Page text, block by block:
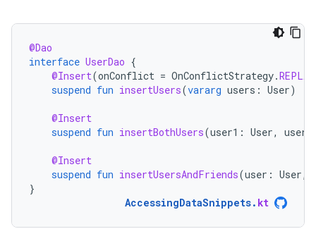
@Dao
interface UserDao {
@Insert(onConflict = OnConflictStrategy.
suspend fun insertUsers(vararg users : User)
@Insert
suspend fun insertBothUsers(user1 : User, user2
@Insert
suspend fun insertUsersAndFriends(user : User,
}
AccessingDataSnippets. kt